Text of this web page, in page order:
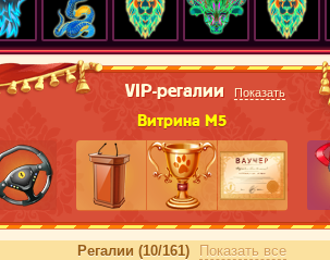
VIP-регалии Показать
Витрина М5
Регалии (10/161) Показать все